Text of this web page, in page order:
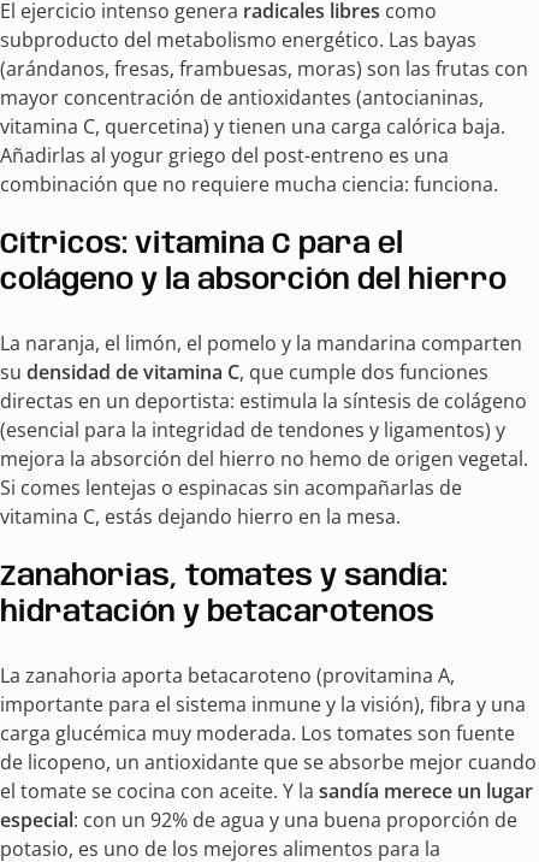
El ejercicio intenso genera radicales libres como
subproducto del metabolismo energético. Las bayas
(arándanos, fresas, frambuesas, moras) son las frutas con
mayor concentración de antioxidantes (antocianinas,
vitamina C, quercetina) y tienen una carga calórica baja.
Añadirlas al yogur griego del post-entreno es una
combinación que no requiere mucha ciencia: funciona.
Cítricos: vitamina C para el
colágeno y la absorción del hierro
La naranja, el limón, el pomelo y la mandarina comparten
su densidad de vitamina C, que cumple dos funciones
directas en un deportista: estimula la síntesis de colágeno
(esencial para la integridad de tendones y ligamentos) y
mejora la absorción del hierro no hemo de origen vegetal.
Si comes lentejas o espinacas sin acompañarlas de
vitamina C, estás dejando hierro en la mesa.
Zanahorias, tomates y sandía:
hidratación y betacarotenos
La zanahoria aporta betacaroteno (provitamina A,
importante para el sistema inmune y la visión), fibra y una
carga glucémica muy moderada. Los tomates son fuente
de licopeno, un antioxidante que se absorbe mejor cuando
el tomate se cocina con aceite. Y la sandía merece un lugar
especial: con un 92% de agua y una buena proporción de
potasio, es uno de los mejores alimentos para la